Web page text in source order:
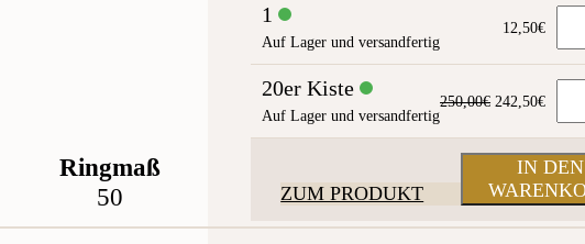
Ringmaß
50
1
Auf Lager und versandfertig
12,50€
20er Kiste
Auf Lager und versandfertig
250,00€
war:
250,00€
242,50€
Preis
ist:
ZUM PRODUKT
IN DEN